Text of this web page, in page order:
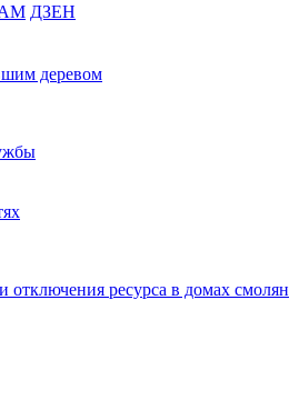
ДЗЕН
деревом
ресурса в домах смолян